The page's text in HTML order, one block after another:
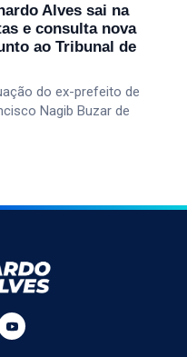
Alves sai na
e consulta nova
ao Tribunal de
do ex-prefeito de
Nagib Buzar de